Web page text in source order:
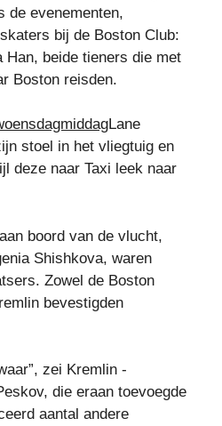
de evenementen,
bij de Boston Club:
Han, beide tieners die met
Boston reisden.
Lane
stoel in het vliegtuig en
deze naar Taxi leek naar
boord van de vlucht,
Shishkova, waren
Zowel de Boston
bevestigden
zei Kremlin -
die eraan toevoegde
aantal andere